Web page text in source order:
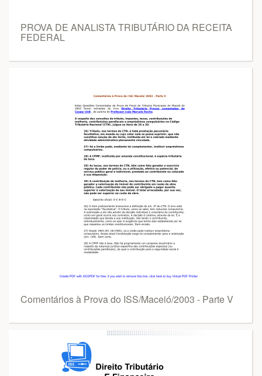
PROVA DE ANALISTA TRIBUTÁRIO DA RECEITA
FEDERAL
Comentários à Prova do ISS/Maceió/2003 - Parte V